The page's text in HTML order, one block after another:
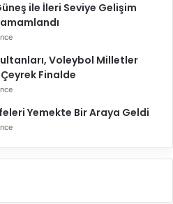
ile İleri Seviye Gelişim
Voleybol Milletler
Finalde
Yemekte Bir Araya Geldi